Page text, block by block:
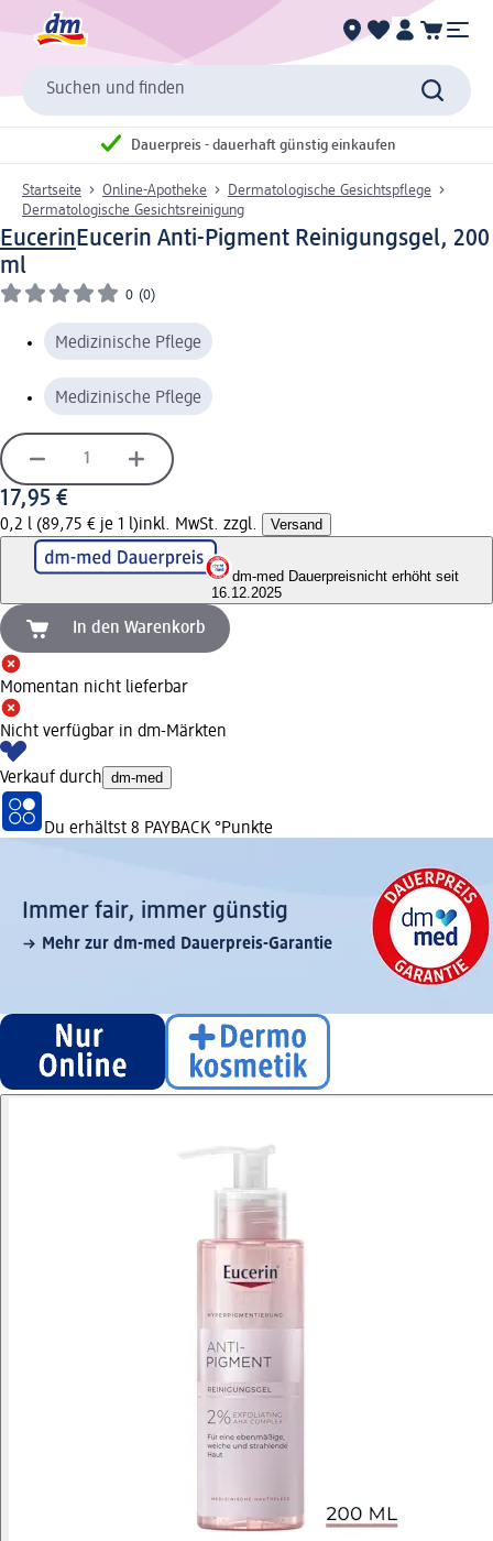
Suchen und finden
Dauerpreis - dauerhaft günstig einkaufen
Startseite Online-Apotheke
Dermatologische Gesichtspflege
Dermatologische Gesichtsreinigung
EucerinEucerin Anti-Pigment Reinigungsgel, 200
ml
0 (0)
Medizinische Pflege
Medizinische Pflege
17,95 €
0,2 l (89,75 € je 1 l)inkl. MwSt. zzgl. Versand
dm-med Dauerpreisnicht erhöht seit
16.12.2025
In den Warenkorb
Momentan nicht lieferbar
Nicht verfügbar in dm-Märkten
Verkauf durch dm-med
Du erhältst 8 PAYBACK °Punkte
Immer fair,­ immer günstig
Mehr zur dm-med Dauerpreis-Garantie